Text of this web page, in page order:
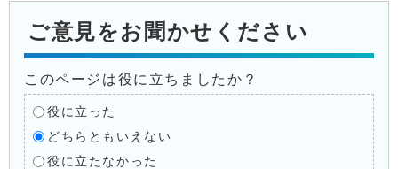
ご意見をお聞かせください
このページは役に立ちましたか？
役に立った
どちらともいえない
役に立たなかった